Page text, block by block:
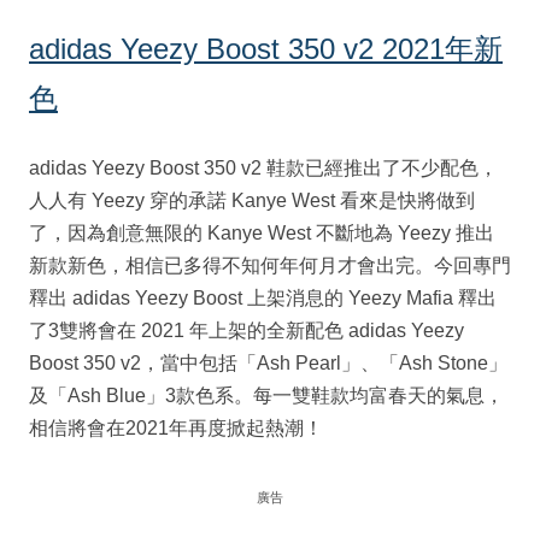
adidas Yeezy Boost 350 v2 2021年新
色
adidas Yeezy Boost 350 v2 鞋款已經推出了不少配色，
人人有 Yeezy 穿的承諾 Kanye West 看來是快將做到
了，因為創意無限的 Kanye West 不斷地為 Yeezy 推出
新款新色，相信已多得不知何年何月才會出完。今回專門
釋出 adidas Yeezy Boost 上架消息的 Yeezy Mafia 釋出
了3雙將會在 2021 年上架的全新配色 adidas Yeezy
Boost 350 v2，當中包括「Ash Pearl」、「Ash Stone」
及「Ash Blue」3款色系。每一雙鞋款均富春天的氣息，
相信將會在2021年再度掀起熱潮！
廣告